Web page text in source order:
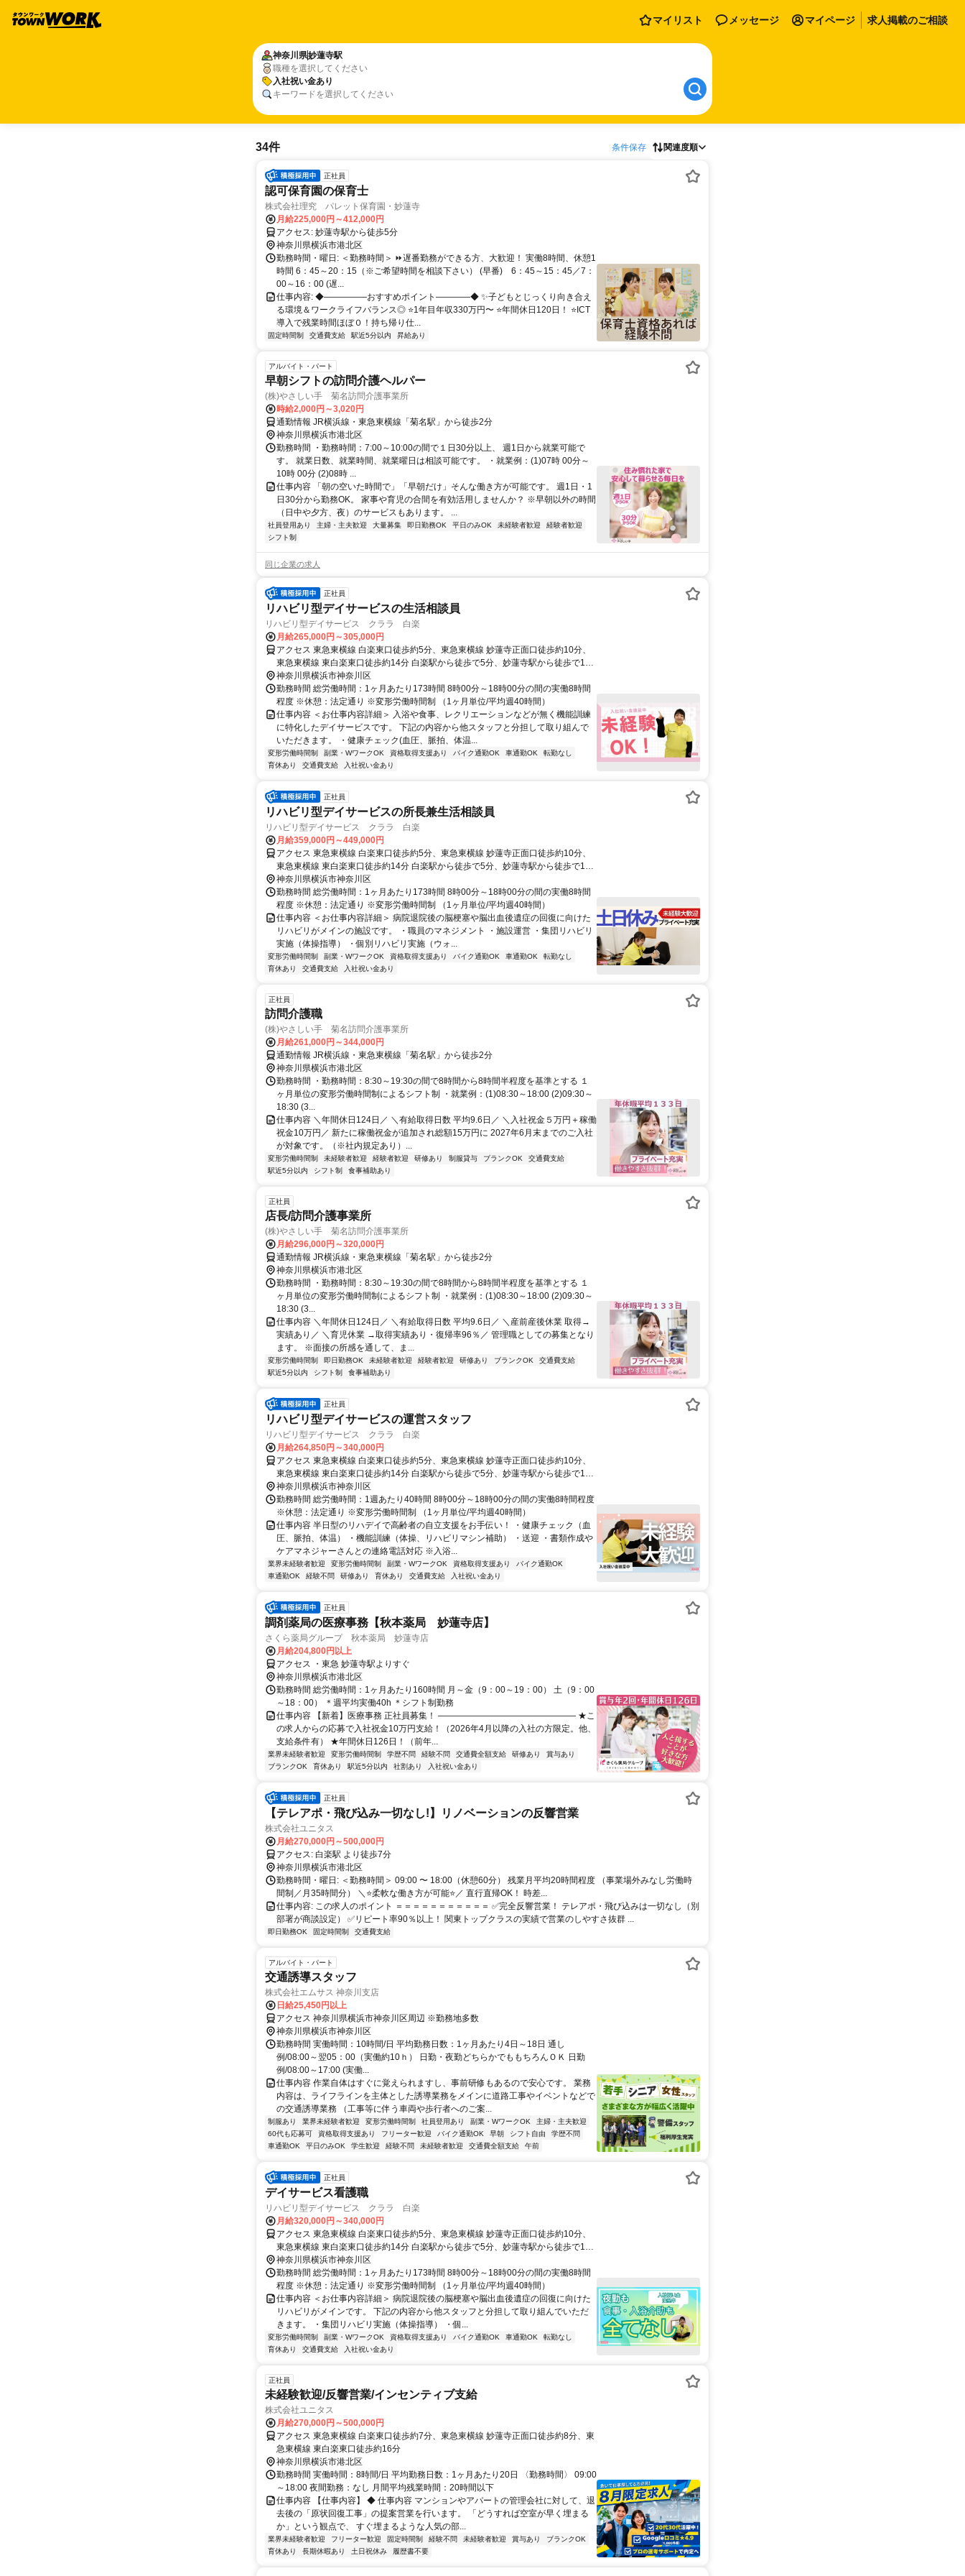
マイリスト メッセージ マイページ 求人掲載のご相談
神奈川県妙蓮寺駅
職種を選択してください
入社祝い金あり
キーワードを選択してください
34件 条件保存 関連度順
正社員
認可保育園の保育士
株式会社理究 パレット保育園・妙蓮寺
月給225,000円～412,000円
アクセス: 妙蓮寺駅から徒歩5分
神奈川県横浜市港北区
勤務時間・曜日: ＜勤務時間＞ ⏩遅番勤務ができる方、大歓迎！ 実働8時間、休憩1
時間 6：45～20：15（※ご希望時間を相談下さい） (早番) 6：45～15：45／7：
00～16：00 (遅...
仕事内容: ◆―――――おすすめポイント――――◆ ✨子どもとじっくり向き合え
る環境＆ワークライフバランス◎ ⭐1年目年収330万円〜 ⭐年間休日120日！ ⭐ICT
導入で残業時間ほぼ０！持ち帰り仕...
固定時間制 交通費支給 駅近5分以内 昇給あり
アルバイト・パート
早朝シフトの訪問介護ヘルパー
(株)やさしい手 菊名訪問介護事業所
時給2,000円～3,020円
通勤情報 JR横浜線・東急東横線「菊名駅」から徒歩2分
神奈川県横浜市港北区
勤務時間 ・勤務時間：7:00～10:00の間で１日30分以上、 週1日から就業可能で
す。 就業日数、就業時間、就業曜日は相談可能です。 ・就業例：(1)07時 00分～
10時 00分 (2)08時 ...
仕事内容 「朝の空いた時間で」「早朝だけ」そんな働き方が可能です。 週1日・1
日30分から勤務OK。 家事や育児の合間を有効活用しませんか？ ※早朝以外の時間
（日中や夕方、夜）のサービスもあります。 ...
社員登用あり 主婦・主夫歓迎 大量募集 即日勤務OK 平日のみOK 未経験者歓迎
経験者歓迎
シフト制
同じ企業の求人
正社員
リハビリ型デイサービスの生活相談員
リハビリ型デイサービス クララ 白楽
月給265,000円～305,000円
アクセス 東急東横線 白楽東口徒歩約5分、東急東横線 妙蓮寺正面口徒歩約10分、
東急東横線 東白楽東口徒歩約14分 白楽駅から徒歩で5分、妙蓮寺駅から徒歩で11
分、東白楽駅から徒歩で13分
神奈川県横浜市神奈川区
勤務時間 総労働時間：1ヶ月あたり173時間 8時00分～18時00分の間の実働8時間
程度 ※休憩：法定通り ※変形労働時間制 （1ヶ月単位/平均週40時間）
仕事内容 ＜お仕事内容詳細＞ 入浴や食事、レクリエーションなどが無く機能訓練
に特化したデイサービスです。 下記の内容から他スタッフと分担して取り組んで
いただきます。 ・健康チェック(血圧、脈拍、体温...
変形労働時間制 副業・WワークOK 資格取得支援あり バイク通勤OK 車通勤OK
転勤なし
育休あり
交通費支給 入社祝い金あり
正社員
リハビリ型デイサービスの所長兼生活相談員
リハビリ型デイサービス クララ 白楽
月給359,000円～449,000円
アクセス 東急東横線 白楽東口徒歩約5分、東急東横線 妙蓮寺正面口徒歩約10分、
東急東横線 東白楽東口徒歩約14分 白楽駅から徒歩で5分、妙蓮寺駅から徒歩で11
分、東白楽駅から徒歩で13分
神奈川県横浜市神奈川区
勤務時間 総労働時間：1ヶ月あたり173時間 8時00分～18時00分の間の実働8時間
程度 ※休憩：法定通り ※変形労働時間制 （1ヶ月単位/平均週40時間）
仕事内容 ＜お仕事内容詳細＞ 病院退院後の脳梗塞や脳出血後遺症の回復に向けた
リハビリがメインの施設です。 ・職員のマネジメント ・施設運営 ・集団リハビリ
実施（体操指導） ・個別リハビリ実施（ウォ...
変形労働時間制 副業・WワークOK 資格取得支援あり バイク通勤OK 車通勤OK
転勤なし
育休あり
交通費支給 入社祝い金あり
正社員
訪問介護職
(株)やさしい手 菊名訪問介護事業所
月給261,000円～344,000円
通勤情報 JR横浜線・東急東横線「菊名駅」から徒歩2分
神奈川県横浜市港北区
勤務時間 ・勤務時間：8:30～19:30の間で8時間から8時間半程度を基準とする １
ヶ月単位の変形労働時間制によるシフト制 ・就業例：(1)08:30～18:00 (2)09:30～
18:30 (3...
仕事内容 ＼年間休日124日／ ＼有給取得日数 平均9.6日／ ＼入社祝金５万円＋稼働
祝金10万円／ 新たに稼働祝金が追加され総額15万円に 2027年6月末までのご入社
が対象です。（※社内規定あり）...
変形労働時間制 未経験者歓迎 経験者歓迎 研修あり 制服貸与 ブランクOK
交通費支給
駅近5分以内
シフト制 食事補助あり
正社員
店長/訪問介護事業所
(株)やさしい手 菊名訪問介護事業所
月給296,000円～320,000円
通勤情報 JR横浜線・東急東横線「菊名駅」から徒歩2分
神奈川県横浜市港北区
勤務時間 ・勤務時間：8:30～19:30の間で8時間から8時間半程度を基準とする １
ヶ月単位の変形労働時間制によるシフト制 ・就業例：(1)08:30～18:00 (2)09:30～
18:30 (3...
仕事内容 ＼年間休日124日／ ＼有給取得日数 平均9.6日／ ＼産前産後休業 取得→
実績あり／ ＼育児休業 →取得実績あり・復帰率96％／ 管理職としての募集となり
ます。 ※面接の所感を通して、ま...
変形労働時間制 即日勤務OK 未経験者歓迎 経験者歓迎 研修あり ブランクOK
交通費支給
駅近5分以内
シフト制 食事補助あり
正社員
リハビリ型デイサービスの運営スタッフ
リハビリ型デイサービス クララ 白楽
月給264,850円～340,000円
アクセス 東急東横線 白楽東口徒歩約5分、東急東横線 妙蓮寺正面口徒歩約10分、
東急東横線 東白楽東口徒歩約14分 白楽駅から徒歩で5分、妙蓮寺駅から徒歩で11
分、東白楽駅から徒歩で13分
神奈川県横浜市神奈川区
勤務時間 総労働時間：1週あたり40時間 8時00分～18時00分の間の実働8時間程度
※休憩：法定通り ※変形労働時間制 （1ヶ月単位/平均週40時間）
仕事内容 半日型のリハデイで高齢者の自立支援をお手伝い！ ・健康チェック（血
圧、脈拍、体温） ・機能訓練（体操、リハビリマシン補助） ・送迎 ・書類作成や
ケアマネジャーさんとの連絡電話対応 ※入浴...
業界未経験者歓迎 変形労働時間制 副業・WワークOK 資格取得支援あり
バイク通勤OK
車通勤OK
経験不問 研修あり 育休あり 交通費支給 入社祝い金あり
正社員
調剤薬局の医療事務【秋本薬局 妙蓮寺店】
さくら薬局グループ 秋本薬局 妙蓮寺店
月給204,800円以上
アクセス ・東急 妙蓮寺駅よりすぐ
神奈川県横浜市港北区
勤務時間 総労働時間：1ヶ月あたり160時間 月～金（9：00～19：00） 土（9：00
～18：00） ＊週平均実働40h ＊シフト制勤務
仕事内容 【新着】医療事務 正社員募集！ ―――――――――――――――― ★こ
の求人からの応募で入社祝金10万円支給！（2026年4月以降の入社の方限定。他、
支給条件有） ★年間休日126日！（前年...
業界未経験者歓迎 変形労働時間制 学歴不問 経験不問 交通費全額支給 研修あり
賞与あり
ブランクOK
育休あり 駅近5分以内 社割あり 入社祝い金あり
正社員
【テレアポ・飛び込み一切なし!】リノベーションの反響営業
株式会社ユニタス
月給270,000円～500,000円
アクセス: 白楽駅 より徒歩7分
神奈川県横浜市港北区
勤務時間・曜日: ＜勤務時間＞ 09:00 〜 18:00（休憩60分） 残業月平均20時間程度 （事業場外みなし労働時
間制／月35時間分） ＼⭐️柔軟な働き方が可能⭐️／ 直行直帰OK！ 時差...
仕事内容: この求人のポイント ＝＝＝＝＝＝＝＝＝＝＝ ✅完全反響営業！ テレアポ・飛び込みは一切なし（別
部署が商談設定） ✅リピート率90％以上！ 関東トップクラスの実績で営業のしやすさ抜群 ...
即日勤務OK 固定時間制 交通費支給
アルバイト・パート
交通誘導スタッフ
株式会社エムサス 神奈川支店
日給25,450円以上
アクセス 神奈川県横浜市神奈川区周辺 ※勤務地多数
神奈川県横浜市神奈川区
勤務時間 実働時間：10時間/日 平均勤務日数：1ヶ月あたり4日～18日 通し
例/08:00～翌05：00（実働約10ｈ） 日勤・夜勤どちらかでももちろんＯＫ 日勤
例/08:00～17:00 (実働...
仕事内容 作業自体はすぐに覚えられますし、事前研修もあるので安心です。 業務
内容は、ライフラインを主体とした誘導業務をメインに道路工事やイベントなどで
の交通誘導業務 （工事等に伴う車両や歩行者へのご案...
制服あり 業界未経験者歓迎 変形労働時間制 社員登用あり 副業・WワークOK
主婦・主夫歓迎
60代も応募可
資格取得支援あり フリーター歓迎 バイク通勤OK 早朝 シフト自由
学歴不問
車通勤OK
平日のみOK 学生歓迎 経験不問 未経験者歓迎 交通費全額支給 午前
正社員
デイサービス看護職
リハビリ型デイサービス クララ 白楽
月給320,000円～340,000円
アクセス 東急東横線 白楽東口徒歩約5分、東急東横線 妙蓮寺正面口徒歩約10分、
東急東横線 東白楽東口徒歩約14分 白楽駅から徒歩で5分、妙蓮寺駅から徒歩で11
分、東白楽駅から徒歩で13分
神奈川県横浜市神奈川区
勤務時間 総労働時間：1ヶ月あたり173時間 8時00分～18時00分の間の実働8時間
程度 ※休憩：法定通り ※変形労働時間制 （1ヶ月単位/平均週40時間）
仕事内容 ＜お仕事内容詳細＞ 病院退院後の脳梗塞や脳出血後遺症の回復に向けた
リハビリがメインです。 下記の内容から他スタッフと分担して取り組んでいただ
きます。 ・集団リハビリ実施（体操指導） ・個...
変形労働時間制 副業・WワークOK 資格取得支援あり バイク通勤OK 車通勤OK
転勤なし
育休あり
交通費支給 入社祝い金あり
正社員
未経験歓迎/反響営業/インセンティブ支給
株式会社ユニタス
月給270,000円～500,000円
アクセス 東急東横線 白楽東口徒歩約7分、東急東横線 妙蓮寺正面口徒歩約8分、東
急東横線 東白楽東口徒歩約16分
神奈川県横浜市港北区
勤務時間 実働時間：8時間/日 平均勤務日数：1ヶ月あたり20日 〈勤務時間〉 09:00
～18:00 夜間勤務：なし 月間平均残業時間：20時間以下
仕事内容 【仕事内容】 ◆ 仕事内容 マンションやアパートの管理会社に対して、退
去後の「原状回復工事」の提案営業を行います。 「どうすれば空室が早く埋まる
か」という観点で、 すぐ埋まるような人気の部...
業界未経験者歓迎 フリーター歓迎 固定時間制 経験不問 未経験者歓迎 賞与あり
ブランクOK
育休あり
長期休暇あり 土日祝休み 履歴書不要